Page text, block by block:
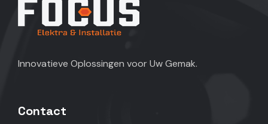
Innovatieve Oplossingen voor Uw Gemak.
Contact